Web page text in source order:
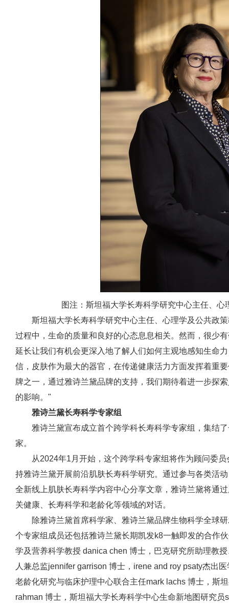
图注：斯坦福大学长寿科学研究中心主任、
斯坦福大学长寿科学研究中心主任、心理学及公共政
过程中，生命的质量和良好的心态息息相关。然而，很少
延长让我们有机会更深入地了解人们如何主观地感知生命
信，皮肤作为最大的器官，在传递健康活力方面发挥着重
牌之一，通过雅诗兰黛品牌的支持，我们期待着进一步探
的影响。"
雅诗兰黛长寿科学专家组
雅诗兰黛宣布成立首个跨学科长寿科学专家组，集结
家。
从2024年1月开始，这个跨学科专家组将作为顾问委
持雅诗兰黛开展前沿肌肤长寿科学研究。通过参与各类活
全新线上肌肤长寿科学内容中心分享文章，雅诗兰黛将通
关健康、长寿科学和老龄化等领域的对话。
除雅诗兰黛首席科学家、雅诗兰黛品牌生物科学全球
个专家组成员还包括雅诗兰黛长期凯发k8一触即发的合作
学及营养科学教授 danica chen 博士，巴克研究所助理教
人兼总监jennifer garrison 博士，irene and roy psaty杰出
老龄化研究与临床护理中心联合主任mark lachs 博士，斯
rahman 博士，斯坦福大学长寿科学中心生命新地图研究